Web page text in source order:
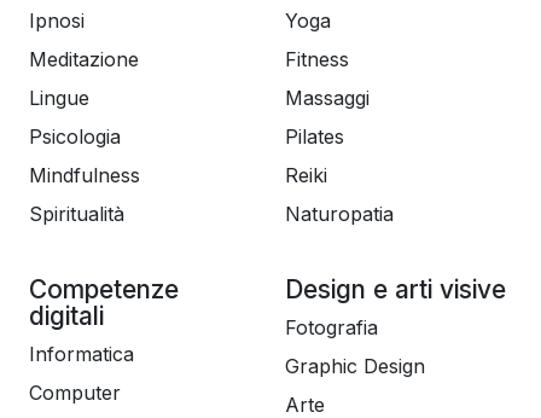
Ipnosi
Meditazione
Lingue
Psicologia
Mindfulness
Spiritualità
Yoga
Fitness
Massaggi
Pilates
Reiki
Naturopatia
Competenze
digitali
Informatica
Computer
Design e arti visive
Fotografia
Graphic Design
Arte